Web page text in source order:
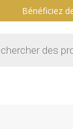
Bénéficiez